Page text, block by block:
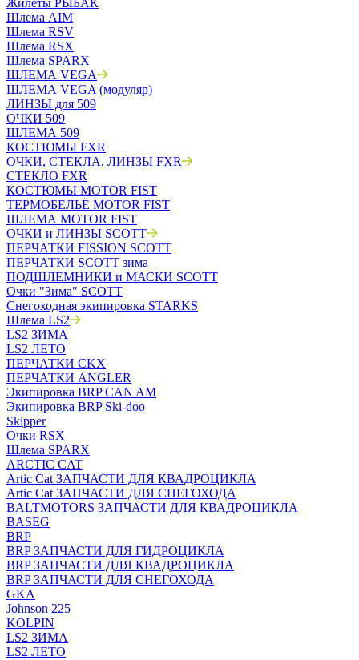
Жилеты РЫБАК
Шлема AIM
Шлема RSV
Шлема RSX
Шлема SPARX
ШЛЕМА VEGA
ШЛЕМА VEGA (модуляр)
ЛИНЗЫ для 509
ОЧКИ 509
ШЛЕМА 509
КОСТЮМЫ FXR
ОЧКИ, СТЕКЛА, ЛИНЗЫ FXR
СТЕКЛО FXR
КОСТЮМЫ MOTOR FIST
ТЕРМОБЕЛЬЁ MOTOR FIST
ШЛЕМА MOTOR FIST
ОЧКИ и ЛИНЗЫ SCOTT
ПЕРЧАТКИ FISSION SCOTT
ПЕРЧАТКИ SCOTT зима
ПОДШЛЕМНИКИ и МАСКИ SCOTT
Очки "Зима" SCOTT
Снегоходная экипировка STARKS
Шлема LS2
LS2 ЗИМА
LS2 ЛЕТО
ПЕРЧАТКИ CKX
ПЕРЧАТКИ ANGLER
Экипировка BRP CAN AM
Экипировка BRP Ski-doo
Skipper
Очки RSX
Шлема SPARX
ARCTIC CAT
Artic Cat ЗАПЧАСТИ ДЛЯ КВАДРОЦИКЛА
Artic Cat ЗАПЧАСТИ ДЛЯ СНЕГОХОДА
BALTMOTORS ЗАПЧАСТИ ДЛЯ КВАДРОЦИКЛА
BASEG
BRP
BRP ЗАПЧАСТИ ДЛЯ ГИДРОЦИКЛА
BRP ЗАПЧАСТИ ДЛЯ КВАДРОЦИКЛА
BRP ЗАПЧАСТИ ДЛЯ СНЕГОХОДА
GKA
Johnson 225
KOLPIN
LS2 ЗИМА
LS2 ЛЕТО